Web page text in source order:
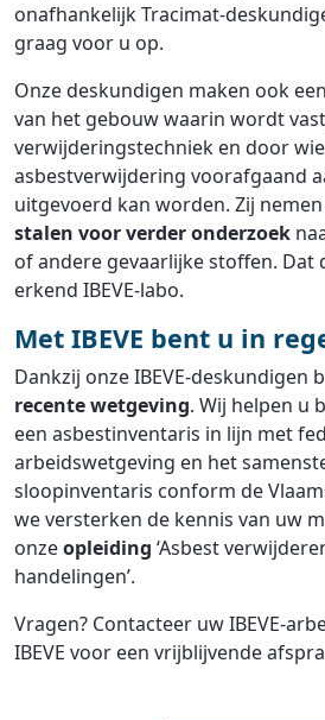
onafhankelijk Tracimat-
graag voor u op.
Onze deskundigen maken ook een
van het gebouw waarin wordt
verwijderingstechniek en door
asbestverwijdering voorafgaand
uitgevoerd kan worden. Zij
stalen voor verder onderzoek
of andere gevaarlijke stoffen. Dat
erkend IBEVE-labo.
Met IBEVE bent u in
Dankzij onze IBEVE-deskundigen
recente wetgeving. Wij helpen u
een asbestinventaris in lijn met
arbeidswetgeving en het
sloopinventaris conform de
we versterken de kennis van uw
onzeopleiding ‘Asbest
handelingen’.
Vragen? Contacteer uw IBEVE-
IBEVE voor een vrijblijvende